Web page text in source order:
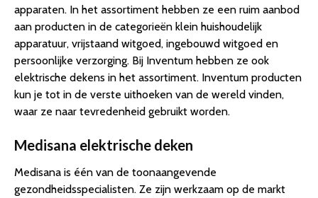
apparaten. In het assortiment hebben ze een ruim aanbod
aan producten in de categorieën klein huishoudelijk
apparatuur, vrijstaand witgoed, ingebouwd witgoed en
persoonlijke verzorging. Bij Inventum hebben ze ook
elektrische dekens in het assortiment. Inventum producten
kun je tot in de verste uithoeken van de wereld vinden,
waar ze naar tevredenheid gebruikt worden.
Medisana elektrische deken
Medisana is één van de toonaangevende
gezondheidsspecialisten. Ze zijn werkzaam op de markt